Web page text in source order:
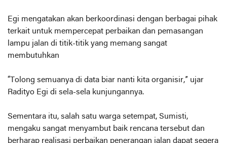
Egi mengatakan akan berkoordinasi dengan berbagai pihak
terkait untuk mempercepat perbaikan dan pemasangan
lampu jalan di titik-titik yang memang sangat
membutuhkan
“Tolong semuanya di data biar nanti kita organisir,” ujar
Radityo Egi di sela-sela kunjungannya.
Sementara itu, salah satu warga setempat, Sumisti,
mengaku sangat menyambut baik rencana tersebut dan
berharap realisasi perbaikan penerangan jalan dapat segera